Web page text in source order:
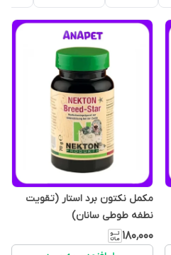
مکمل نکتون برد استار (تقویت
نطفه طوطی سانان)
۱۸۰٬۰۰۰